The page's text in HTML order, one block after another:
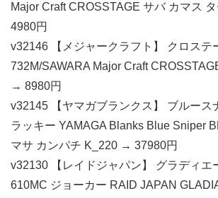
Major Craft CROSSTAGE サバ カマス
4980円
v32146 【メジャークラフト】 クロステ
732M/SAWARA Major Craft
→ 8980円
v32145 【ヤマガブランクス】 ブルース
ラッキー YAMAGA Blanks Blue Sniper
マサ カンパチ K_220 → 37980円
v32130 【レイドジャパン】 グラディエ
610MC ジョーカー RAID JAPAN